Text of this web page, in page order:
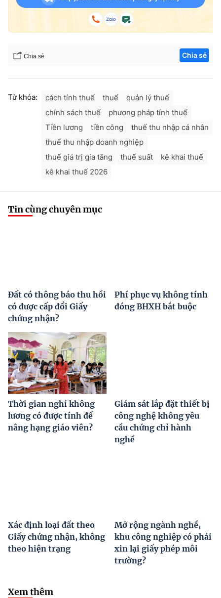
Chia sẻ Chia sẻ
Từ khóa: cách tính thuế thuế
quản lý thuế
chính sách thuế
phương pháp tính thuế
Tiền lương
tiền công
thuế thu nhập cá nhân
thuế thu nhập doanh nghiệp
thuế giá trị gia tăng
thuế suất
kê khai thuế
kê khai thuế 2026
Tin cùng chuyên mục
Đất có thông báo thu hồi
có được cấp đổi Giấy
chứng nhận?
Phí phục vụ không tính
đóng BHXH bắt buộc
Thời gian nghỉ không
lương có được tính để
nâng hạng giáo viên?
Giám sát lắp đặt thiết bị
công nghệ không yêu
cầu chứng chỉ hành
nghề
Xác định loại đất theo
Giấy chứng nhận, không
theo hiện trạng
Mở rộng ngành nghề,
khu công nghiệp có phải
xin lại giấy phép môi
trường?
Xem thêm